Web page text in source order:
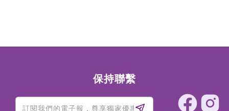
保持聯繫